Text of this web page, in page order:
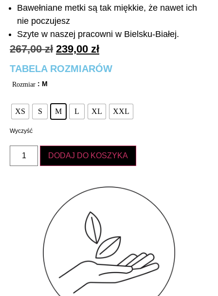
Bawełniane metki są tak miękkie, że nawet ich
nie poczujesz
Szyte w naszej pracowni w Bielsku-Białej.
267,00zł 239,00 zł
TABELA ROZMIARÓW
Rozmiar : M
XS S M L XL XXL
Wyczyść
DODAJ DO KOSZYKA